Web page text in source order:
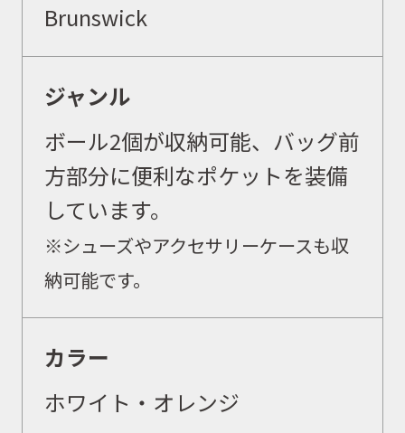
Brunswick
ジャンル
ボール2個が収納可能、バッグ前
方部分に便利なポケットを装備
しています。
※シューズやアクセサリーケースも収
納可能です。
カラー
ホワイト・オレンジ